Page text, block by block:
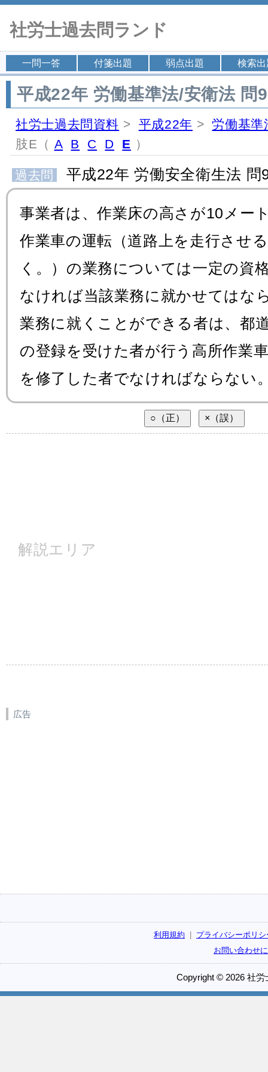
社労士過去問ランド
一問一答 付箋出題 弱点出題 検索出
平成22年 労働基準法/安衛法 問
社労士過去問資料 > 平成22年 >労働基準
肢E（ A B C D E ）
過去問 平成22年 労働安全衛生法 問
事業者は、作業床の高さが10メー
作業車の運転（道路上を走行させ
く。）の業務については一定の資
なければ当該業務に就かせてはな
業務に就くことができる者は、都
の登録を受けた者が行う高所作業
を修了した者でなければならない
解説エリア
広告
利用規約
プライバシーポリシ
お問い合わせ
Copyright © 2026 社